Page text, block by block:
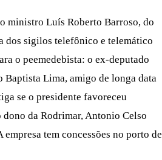
ministro Luís Roberto Barroso, do
dos sigilos telefônico e telemático
o peemedebista: o ex-deputado
Baptista Lima, amigo de longa data
se o presidente favoreceu
da Rodrimar, Antonio Celso
tem concessões no porto de